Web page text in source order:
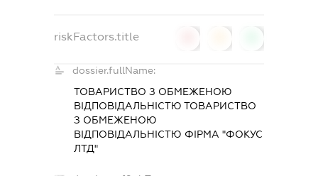
riskFactors.title
dossier.fullName:
ТОВАРИСТВО З ОБМЕЖЕНОЮ
ВІДПОВІДАЛЬНІСТЮ ТОВАРИСТВО
З ОБМЕЖЕНОЮ
ВІДПОВІДАЛЬНІСТЮ ФІРМА "ФОКУС
ЛТД"